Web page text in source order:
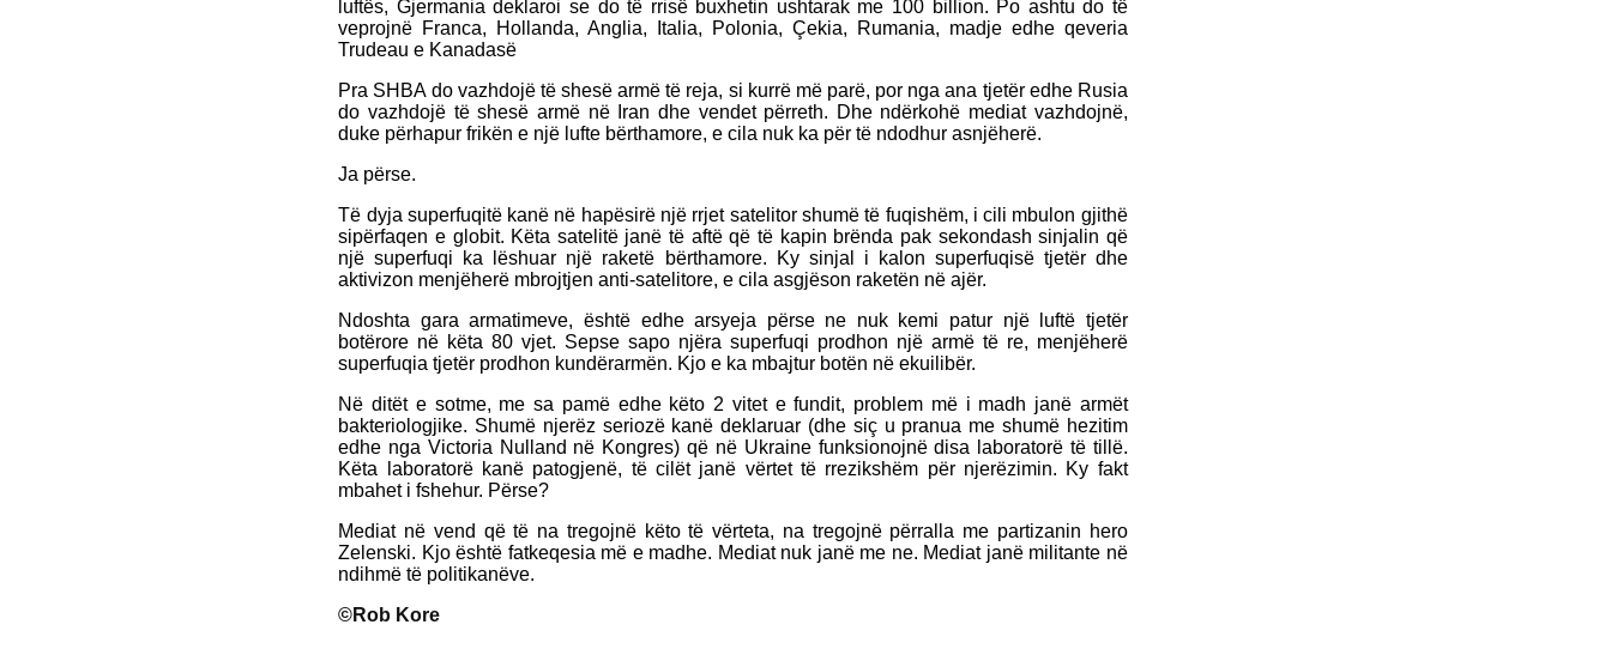
luftës, Gjermania deklaroi se do të rrisë buxhetin ushtarak me 100 billion. Po ashtu do të
veprojnë Franca, Hollanda, Anglia, Italia, Polonia, Çekia, Rumania, madje edhe qeveria
Trudeau e Kanadasë
Pra SHBA do vazhdojë të shesë armë të reja, si kurrë më parë, por nga ana tjetër edhe Rusia
do vazhdojë të shesë armë në Iran dhe vendet përreth. Dhe ndërkohë mediat vazhdojnë,
duke përhapur frikën e një lufte bërthamore, e cila nuk ka për të ndodhur asnjëherë.
Ja përse.
Të dyja superfuqitë kanë në hapësirë një rrjet satelitor shumë të fuqishëm, i cili mbulon gjithë
sipërfaqen e globit. Këta satelitë janë të aftë që të kapin brënda pak sekondash sinjalin që
një superfuqi ka lëshuar një raketë bërthamore. Ky sinjal i kalon superfuqisë tjetër dhe
aktivizon menjëherë mbrojtjen anti-satelitore, e cila asgjëson raketën në ajër.
Ndoshta gara armatimeve, është edhe arsyeja përse ne nuk kemi patur një luftë tjetër
botërore në këta 80 vjet. Sepse sapo njëra superfuqi prodhon një armë të re, menjëherë
superfuqia tjetër prodhon kundërarmën. Kjo e ka mbajtur botën në ekuilibër.
Në ditët e sotme, me sa pamë edhe këto 2 vitet e fundit, problem më i madh janë armët
bakteriologjike. Shumë njerëz seriozë kanë deklaruar (dhe siç u pranua me shumë hezitim
edhe nga Victoria Nulland në Kongres) që në Ukraine funksionojnë disa laboratorë të tillë.
Këta laboratorë kanë patogjenë, të cilët janë vërtet të rrezikshëm për njerëzimin. Ky fakt
mbahet i fshehur. Përse?
Mediat në vend që të na tregojnë këto të vërteta, na tregojnë përralla me partizanin hero
Zelenski. Kjo është fatkeqesia më e madhe. Mediat nuk janë me ne. Mediat janë militante në
ndihmë të politikanëve.
©Rob Kore